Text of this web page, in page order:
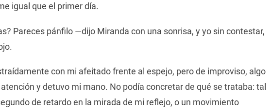
igual que el primer día.
Pareces pánfilo —dijo Miranda con una sonrisa, y yo sin contestar,
con mi afeitado frente al espejo, pero de improviso, algo
y detuvo mi mano. No podía concretar de qué se trataba: tal
de retardo en la mirada de mi reflejo, o un movimiento